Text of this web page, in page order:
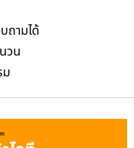
ถามได้
วน
ม